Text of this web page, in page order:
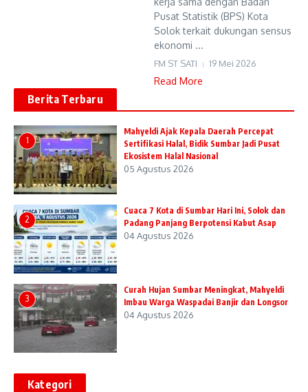
Pusat Statistik (BPS) Kota
Solok terkait dukungan sensus
ekonomi ...
FM ST SATI 19 Mei 2026
Read More
Berita Terbaru
1
Mahyeldi Ajak Kepala Daerah Percepat
Sertifikasi Halal, Bidik Sumbar Jadi Pusat
Ekosistem Halal Nasional
05 Agustus 2026
2
Cuaca 7 Kota di Sumbar Hari Ini, Solok dan
Padang Panjang Berpotensi Kabut Asap
04 Agustus 2026
3
Curah Hujan Sumbar Meningkat, Mahyeldi
Imbau Warga Waspadai Banjir dan Longsor
04 Agustus 2026
Kategori